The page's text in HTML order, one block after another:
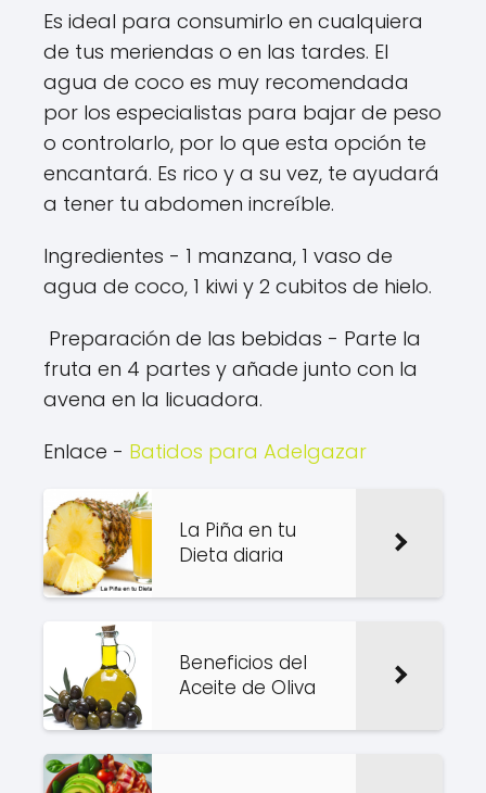
Es ideal para consumirlo en cualquiera
de tus meriendas o en las tardes. El
agua de coco es muy recomendada
por los especialistas para bajar de peso
o controlarlo, por lo que esta opción te
encantará. Es rico y a su vez, te ayudará
a tener tu abdomen increíble.
Ingredientes - 1 manzana, 1 vaso de
agua de coco, 1 kiwi y 2 cubitos de hielo.
Preparación de las bebidas - Parte la
fruta en 4 partes y añade junto con la
avena en la licuadora.
Enlace - Batidos para Adelgazar
La Piña en tu
Dieta diaria
Beneficios del
Aceite de Oliva